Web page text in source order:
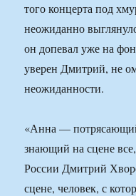
того концерта под
неожиданно
он допевал уже на
уверен Дмитрий, не
неожиданности.
«Анна —
знающий на сцене
России Дмитрий
сцене, человек, с